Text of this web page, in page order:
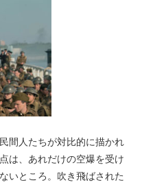
間人たちが対比的に描かれ
は、あれだけの空爆を受け
いところ。吹き飛ばされた